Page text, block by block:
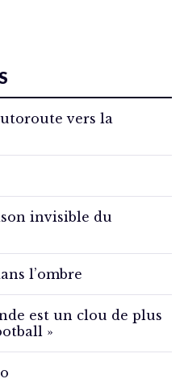
vers la
invisible du
l’ombre
est un clou de plus
»